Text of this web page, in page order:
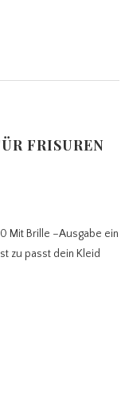
FRISUREN
Mit Brille –Ausgabe ein
zu passt dein Kleid